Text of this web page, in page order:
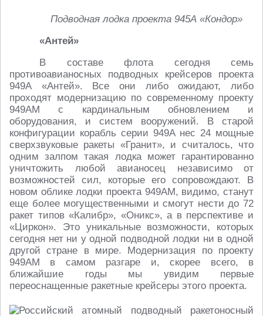
Подводная лодка проекта 945А «Кондор»
«Антей»
В составе флота сегодня семь
противоавианосных подводных крейсеров проекта
949А «Антей». Все они либо ожидают, либо
проходят модернизацию по современному проекту
949АМ с кардинальным обновлением и
оборудования, и систем вооружений. В старой
конфигурации корабль серии 949А нес 24 мощные
сверхзвуковые ракеты «Гранит», и считалось, что
одним залпом такая лодка может гарантированно
уничтожить любой авианосец независимо от
возможностей сил, которые его сопровождают. В
новом облике лодки проекта 949АМ, видимо, станут
еще более могущественными и смогут нести до 72
ракет типов «Калибр», «Оникс», а в перспективе и
«Циркон». Это уникальные возможности, которых
сегодня нет ни у одной подводной лодки ни в одной
другой стране в мире. Модернизация по проекту
949АМ в самом разгаре и, скорее всего, в
ближайшие годы мы увидим первые
переоснащенные ракетные крейсеры этого проекта.